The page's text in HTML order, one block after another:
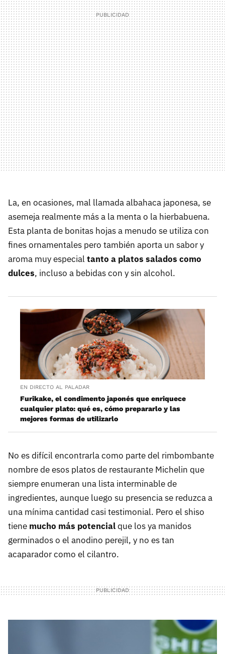
La, en ocasiones, mal llamada albahaca japonesa, se
asemeja realmente más a la menta o la hierbabuena.
Esta planta de bonitas hojas a menudo se utiliza con
fines ornamentales pero también aporta un sabor y
aroma muy especial tanto a platos salados como
dulces, incluso a bebidas con y sin alcohol.
EN DIRECTO AL PALADAR
Furikake, el condimento japonés que enriquece
cualquier plato: qué es, cómo prepararlo y las
mejores formas de utilizarlo
No es difícil encontrarla como parte del rimbombante
nombre de esos platos de restaurante Michelin que
siempre enumeran una lista interminable de
ingredientes, aunque luego su presencia se reduzca a
una mínima cantidad casi testimonial. Pero el shiso
tiene mucho más potencialque los ya manidos
germinados o el anodino perejil, y no es tan
acaparador como el cilantro.